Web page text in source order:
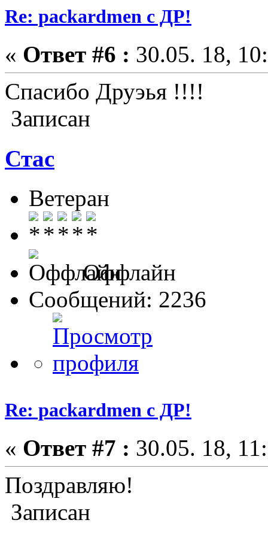
Re: packardmen с ДР!
« Ответ #6 : 30.05. 18,
Спасибо Друэья !!!!
Записан
Стас
Ветеран
Оффлайн
Сообщений: 2236
Re: packardmen с ДР!
« Ответ #7 : 30.05. 18,
Поздравляю!
Записан